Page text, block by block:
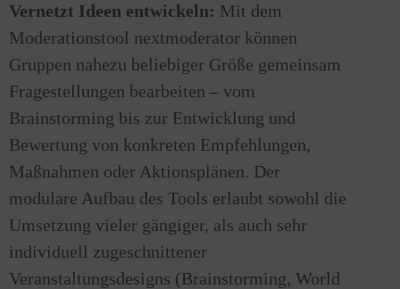
Vernetzt Ideen entwickeln: Mit dem
Moderationstool nextmoderator können
Gruppen nahezu beliebiger Größe gemeinsam
Fragestellungen bearbeiten – vom
Brainstorming bis zur Entwicklung und
Bewertung von konkreten Empfehlungen,
Maßnahmen oder Aktionsplänen. Der
modulare Aufbau des Tools erlaubt sowohl die
Umsetzung vieler gängiger, als auch sehr
individuell zugeschnittener
Veranstaltungsdesigns (Brainstorming, World